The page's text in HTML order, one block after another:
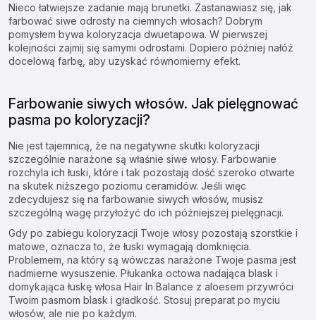
Nieco łatwiejsze zadanie mają brunetki. Zastanawiasz się, jak
farbować siwe odrosty na ciemnych włosach? Dobrym
pomysłem bywa koloryzacja dwuetapowa. W pierwszej
kolejności zajmij się samymi odrostami. Dopiero później nałóż
docelową farbę, aby uzyskać równomierny efekt.
Farbowanie siwych włosów. Jak pielęgnować
pasma po koloryzacji?
Nie jest tajemnicą, że na negatywne skutki koloryzacji
szczególnie narażone są właśnie siwe włosy. Farbowanie
rozchyla ich łuski, które i tak pozostają dość szeroko otwarte
na skutek niższego poziomu ceramidów. Jeśli więc
zdecydujesz się na farbowanie siwych włosów, musisz
szczególną wagę przyłożyć do ich późniejszej pielęgnacji.
Gdy po zabiegu koloryzacji Twoje włosy pozostają szorstkie i
matowe, oznacza to, że łuski wymagają domknięcia.
Problemem, na który są wówczas narażone Twoje pasma jest
nadmierne wysuszenie. Płukanka octowa nadająca blask i
domykająca łuskę włosa Hair In Balance z aloesem przywróci
Twoim pasmom blask i gładkość. Stosuj preparat po myciu
włosów, ale nie po każdym.